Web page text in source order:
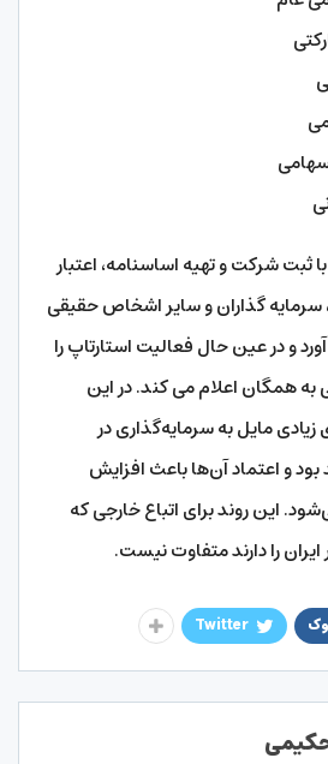
ثبت شرکت و تهیه اساسنامه، اعتبار
سرمایه گذاران و سایر اشخاص حقیقی
و در عین حال فعالیت استارتاپ را
همگان اعلام می کند. در این
زیادی مایل به سرمایه‌گذاری در
و اعتماد آن‌ها باعث افزایش
این روند برای اتباع خارجی که
را دارند متفاوت نیست.
Twitter